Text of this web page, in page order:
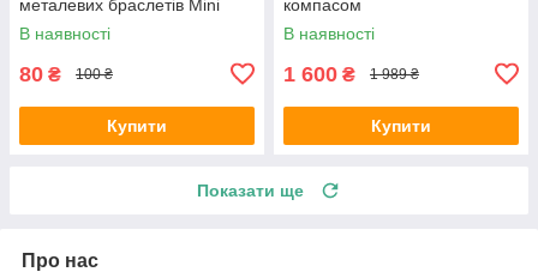
металевих браслетів Mini
В наявності
80 ₴ 100 ₴
Купити
компасом
В наявності
1 600 ₴ 1 989 ₴
Купити
Показати ще
Про нас